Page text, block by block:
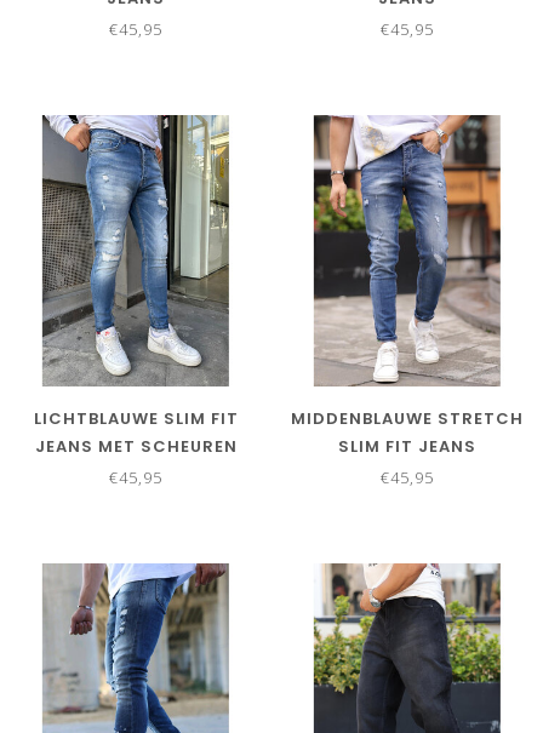
€45,95 €45,95
LICHTBLAUWE SLIM FIT
JEANS MET SCHEUREN
€45,95
MIDDENBLAUWE STRETCH
SLIM FIT JEANS
€45,95